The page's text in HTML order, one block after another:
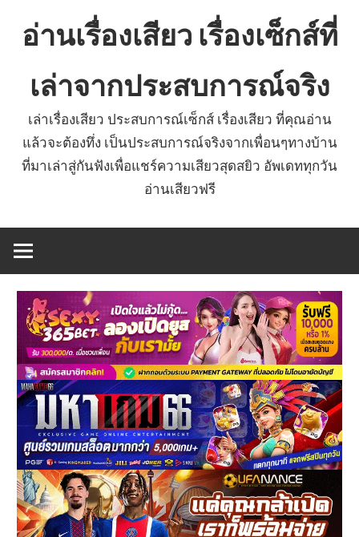
อ่านเรื่องเสียว เรื่องเซ็กส์ที่
เล่าจากประสบการณ์จริง
เล่าเรื่องเสียว ประสบการณ์เซ็กส์ เรื่องเสียว ที่คุณอ่าน
แล้วจะต้องทึ่ง เป็นประสบการณ์จริงจากเพื่อนๆทางบ้าน
ที่มาเล่าสู่กันฟังเพื่อแชร์ความเสียวสุดสยิว อัพเดททุกวัน
อ่านเสียวฟรี